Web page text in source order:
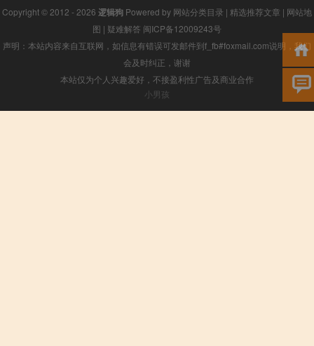
Copyright © 2012 - 2026 逻辑狗 Powered by 网站分类目录 | 精选推荐文章 | 网站地
图 | 疑难解答 闽ICP备12009243号
声明：本站内容来自互联网，如信息有错误可发邮件到f_fb#foxmail.com说明，我们
会及时纠正，谢谢
本站仅为个人兴趣爱好，不接盈利性广告及商业合作
小男孩